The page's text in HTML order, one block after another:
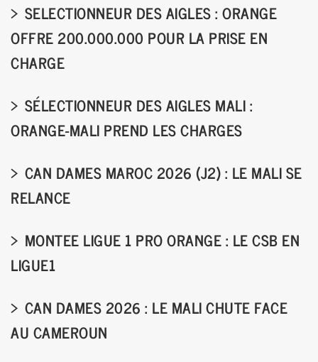
SELECTIONNEUR DES AIGLES : ORANGE
OFFRE 200.000.000 POUR LA PRISE EN
CHARGE
SÉLECTIONNEUR DES AIGLES MALI :
ORANGE-MALI PREND LES CHARGES
CAN DAMES MAROC 2026 (J2) : LE MALI SE
RELANCE
MONTEE LIGUE 1 PRO ORANGE : LE CSB EN
LIGUE1
CAN DAMES 2026 : LE MALI CHUTE FACE
AU CAMEROUN